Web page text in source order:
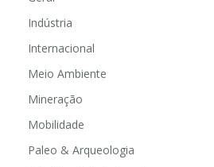
Indústria
Internacional
Meio Ambiente
Mineração
Mobilidade
Paleo & Arqueologia